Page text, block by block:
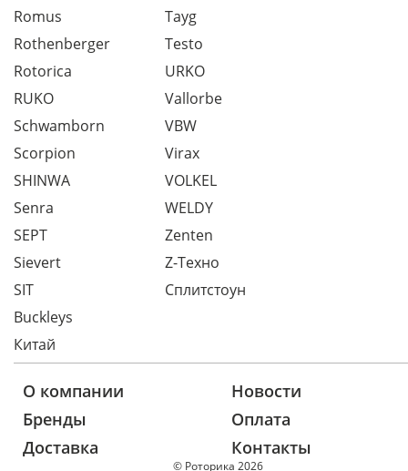
Romus
Rothenberger
Rotorica
RUKO
Schwamborn
Scorpion
SHINWA
Senra
SEPT
Sievert
SIT
Tayg
Testo
URKO
Vallorbe
VBW
Virax
VOLKEL
WELDY
Zenten
Z-Техно
Сплитстоун
Buckleys
Китай
© Роторика 2026
О компании
Новости
Бренды
Оплата
Доставка
Контакты